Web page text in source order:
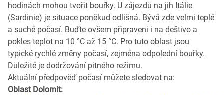
hodinách mohou tvořit bouřky. U zájezdů na jih Itálie
(Sardinie) je situace poněkud odlišná. Bývá zde velmi teplé
a suché počasí. Buďte ovšem připraveni i na deštivo a
pokles teplot na 10 °C až 15 °C. Pro tuto oblast jsou
typické rychlé změny počasí, zejména odpolední bouřky.
Důležité je dodržování pitného režimu.
Aktuální předpověď počasí můžete sledovat na:
Oblast Dolomit: